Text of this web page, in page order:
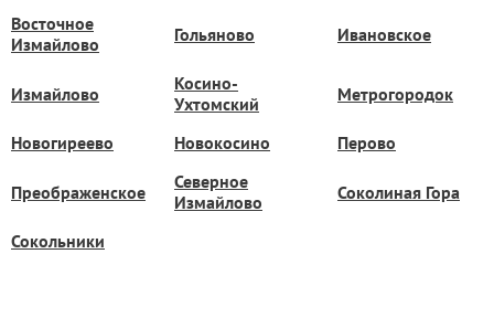
Восточное
Измайлово
Гольяново Ивановское
Измайлово
Косино-
Ухтомский
Метрогородок
Новогиреево Новокосино Перово
Преображенское
Северное
Измайлово
Соколиная Гора
Сокольники